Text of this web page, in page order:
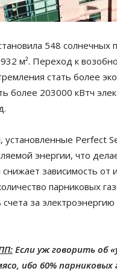
548
м². Переход к
стать более
более 203000 кВтч
установленные Perfect
энергии, что
зависимость
парниковых
счета за
Если уж говорить об
ибо 60%